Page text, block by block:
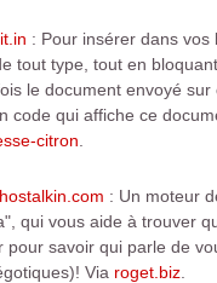
: Pour insérer dans vos
tout type, tout en
le document envoyé sur
code qui affiche ce
citron
: Un moteur
qui vous aide à trouver
pour savoir qui parle de
Via roget.biz